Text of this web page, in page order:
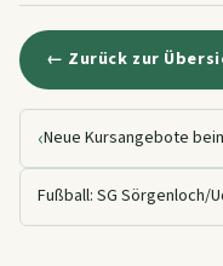
← Zurück zur
‹